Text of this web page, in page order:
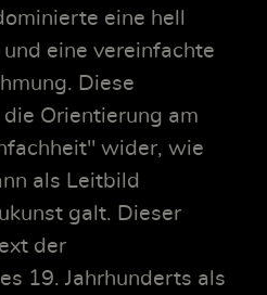
eine hell
eine vereinfachte
Diese
Orientierung am
wider, wie
als Leitbild
galt. Dieser
der
19. Jahrhunderts als